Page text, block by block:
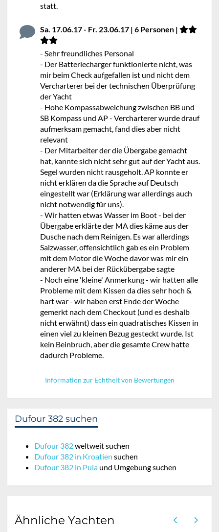
statt.
Sa. 17.06.17 - Fr. 23.06.17 | 6 Personen |
- Sehr freundliches Personal
- Der Batteriecharger funktionierte nicht, was
mir beim Check aufgefallen ist und nicht dem
Vercharterer bei der technischen Überprüfung
der Yacht
- Hohe Kompassabweichung zwischen BB und
SB Kompass und AP - Vercharterer wurde drauf
aufmerksam gemacht, fand dies aber nicht
relevant
- Der Mitarbeiter der die Übergabe gemacht
hat, kannte sich nicht sehr gut auf der Yacht aus.
Segel wurden nicht rausgeholt. AP konnte er
nicht erklären da die Sprache auf Deutsch
eingestellt war (Erklärung war allerdings auch
nicht notwendig für uns).
- Wir hatten etwas Wasser im Boot - bei der
Übergabe erklärte der MA dies käme aus der
Dusche nach dem Reinigen. Es war allerdings
Salzwasser, offensichtlich gab es ein Problem
mit dem Motor die Woche davor was mir ein
anderer MA bei der Rückübergabe sagte
- Noch eine 'kleine' Anmerkung - wir hatten alle
Probleme mit dem Kissen da dies sehr hoch &
hart war - wir haben erst Ende der Woche
gemerkt nach dem Checkout (und es deshalb
nicht erwähnt) dass ein quadratisches Kissen in
einen viel zu kleinen Bezug gesteckt wurde. Ist
kein Beinbruch, aber die gesamte Crew hatte
dadurch Probleme.
Information zur Echtheit von Bewertungen
Dufour 382 suchen
Dufour 382weltweit suchen
Dufour 382 in Kroatien suchen
Dufour 382 in Pula und Umgebung suchen
Ähnliche Yachten